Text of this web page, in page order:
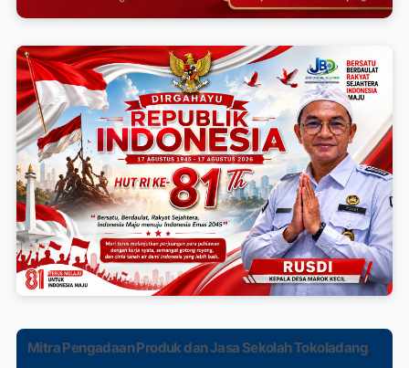
Mitra Pengadaan Produk dan Jasa Sekolah Tokoladang